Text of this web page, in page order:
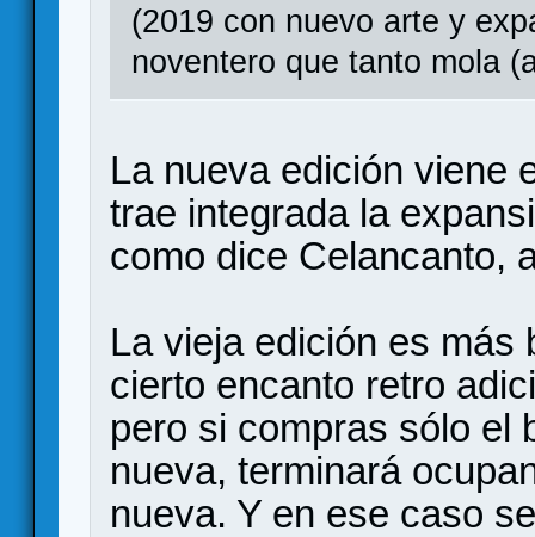
(2019 con nuevo arte y
noventero que tanto mola
La nueva edición viene
trae integrada la
como dice Celancanto,
La vieja edición es más
cierto encanto retro
pero si compras sólo el
nueva, terminará
nueva. Y en ese caso